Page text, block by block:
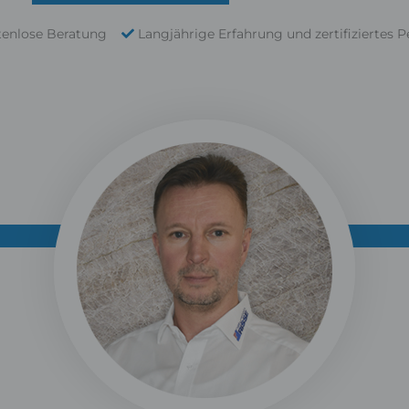
Beratung Langjährige Erfahrung und zertifiziertes